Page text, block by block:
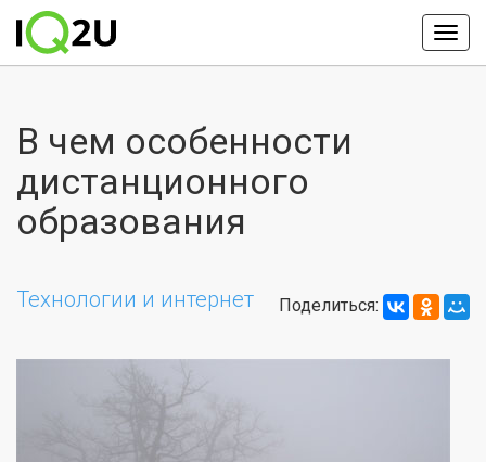
В чем особенности
дистанционного
образования
Технологии и интернет Поделиться: